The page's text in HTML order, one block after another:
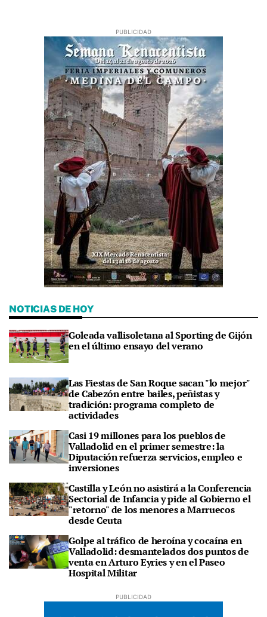
NOTICIAS DE HOY
Goleada vallisoletana al Sporting de Gijón
en el último ensayo del verano
Las Fiestas de San Roque sacan "lo mejor"
de Cabezón entre bailes, peñistas y
tradición: programa completo de
actividades
Casi 19 millones para los pueblos de
Valladolid en el primer semestre: la
Diputación refuerza servicios, empleo e
inversiones
Castilla y León no asistirá a la Conferencia
Sectorial de Infancia y pide al Gobierno el
"retorno" de los menores a Marruecos
desde Ceuta
Golpe al tráfico de heroína y cocaína en
Valladolid: desmantelados dos puntos de
venta en Arturo Eyries y en el Paseo
Hospital Militar